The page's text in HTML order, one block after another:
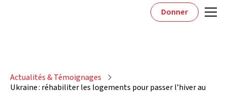
Donner
Actualités & Témoignages
Ukraine : réhabiliter les logements pour passer l’hiver au